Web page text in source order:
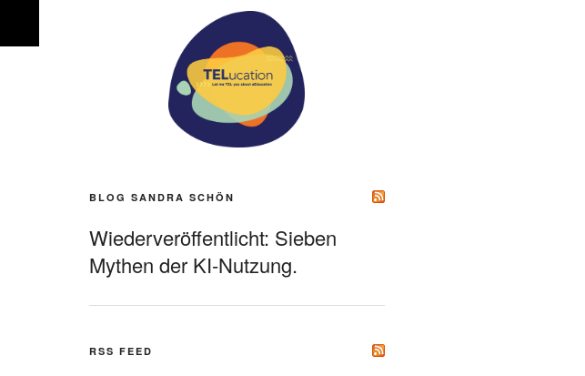
BLOG SANDRA SCHÖN
Wiederveröffentlicht: Sieben
Mythen der KI-Nutzung.
RSS FEED